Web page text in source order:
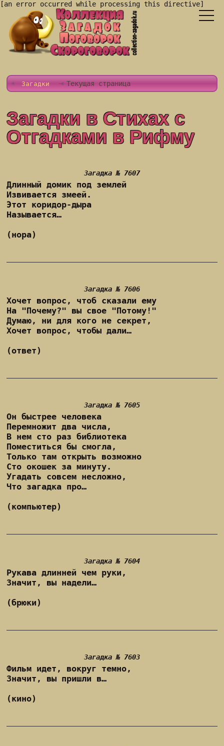
[an error occurred while processing this directive]
Загадки Текущая страница
Загадки в Стихах с
Отгадками в Рифму
Загадка № 7607
Длинный домик под землей
Извивается змеей.
Этот коридор-дыра
Называется…
(нора)
Загадка № 7606
Хочет вопрос, чтоб сказали ему
На "Почему?" вы свое "Потому!"
Думаю, ни для кого не секрет,
Хочет вопрос, чтобы дали…
(ответ)
Загадка № 7605
Он быстрее человека
Перемножит два числа,
В нем сто раз библиотека
Поместиться бы смогла,
Только там открыть возможно
Сто окошек за минуту.
Угадать совсем несложно,
Что загадка про…
(компьютер)
Загадка № 7604
Рукава длинней чем руки,
Значит, вы надели…
(брюки)
Загадка № 7603
Фильм идет, вокруг темно,
Значит, вы пришли в…
(кино)